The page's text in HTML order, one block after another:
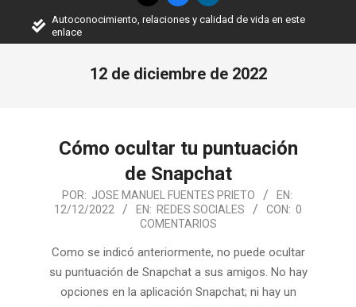
RED
navegación
principal
Autoconocimiento, relaciones y calidad de vida en este
enlace
12 de diciembre de 2022
Cómo ocultar tu puntuación
de Snapchat
2022-
12-
POR: JOSE MANUEL FUENTES PRIETO
EN:
12/12/2022
EN: REDES SOCIALES CON: 0
COMENTARIOS
Como se indicó anteriormente, no puede ocultar
su puntuación de Snapchat a sus amigos. No hay
opciones en la aplicación Snapchat; ni hay un